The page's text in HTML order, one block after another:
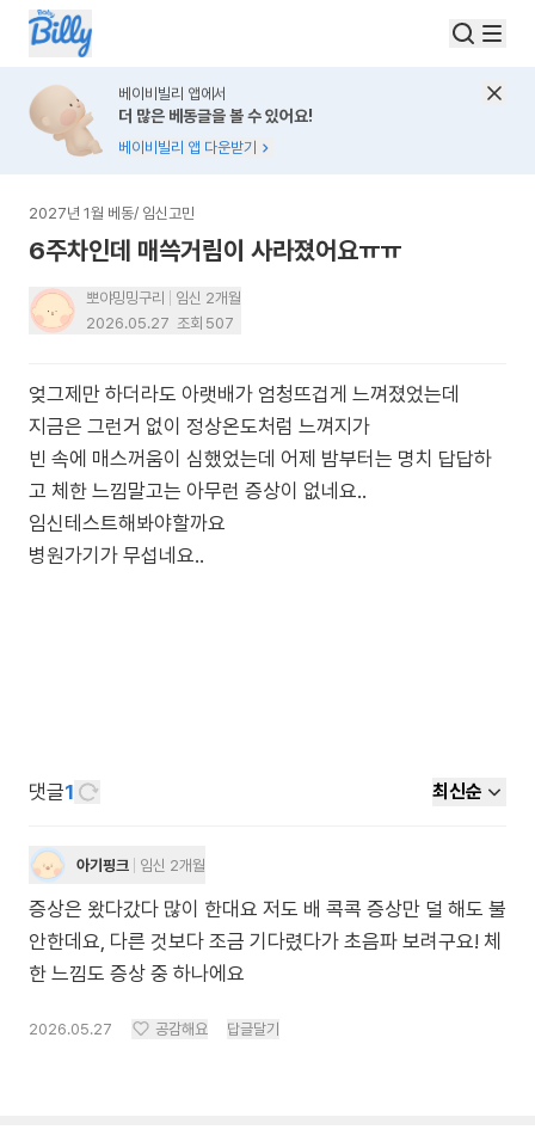
베이비빌리 앱에서
더 많은 베동글을 볼 수 있어요!
베이비빌리 앱 다운받기
2027년 1월 베동/ 임신고민
6주차인데 매쓱거림이 사라졌어요ㅠㅠ
뽀야밍밍구리
임신 2개월
2026.05.27 조회 507
엊그제만 하더라도 아랫배가 엄청뜨겁게 느껴졌었는데
지금은 그런거 없이 정상온도처럼 느껴지가
빈 속에 매스꺼움이 심했었는데 어제 밤부터는 명치 답답하
고 체한 느낌말고는 아무런 증상이 없네요..
임신테스트해봐야할까요
병원가기가 무섭네요..
댓글1 최신순
아기핑크 임신 2개월
증상은 왔다갔다 많이 한대요 저도 배 콕콕 증상만 덜 해도 불
안한데요, 다른 것보다 조금 기다렸다가 초음파 보려구요! 체
한 느낌도 증상 중 하나에요
2026.05.27 공감해요 답글달기